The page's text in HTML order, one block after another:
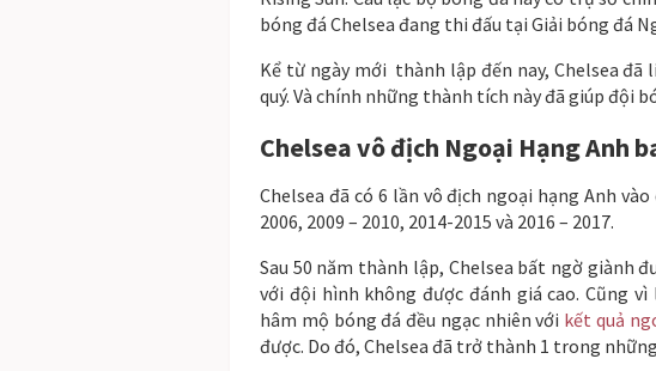
bóng đá Chelsea đang thi đấu tại Giải bóng đá
Kể từ ngày mới thành lập đến nay, Chelsea đã
quý. Và chính những thành tích này đã giúp đội
Chelsea vô địch Ngoại Hạng Anh
Chelsea đã có 6 lần vô địch ngoại hạng Anh vào
2006, 2009 – 2010, 2014-2015 và 2016 – 2017.
Sau 50 năm thành lập, Chelsea bất ngờ giành
với đội hình không được đánh giá cao. Cũng
hâm mộ bóng đá đều ngạc nhiên với kết quả
được. Do đó, Chelsea đã trở thành 1 trong